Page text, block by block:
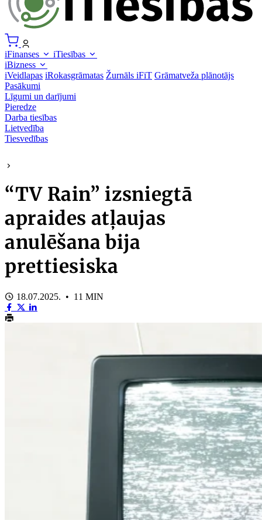
iFinanses
iTiesības
iBizness
iVeidlapas iRokasgrāmatas Žurnāls iFiT Grāmatveža plānotājs
Pasākumi
Līgumi un darījumi
Pieredze
Darba tiesības
Lietvedība
Tiesvedības
“TV Rain” izsniegtā
apraides atļaujas
anulēšana bija
prettiesiska
18.07.2025. • 11 MIN